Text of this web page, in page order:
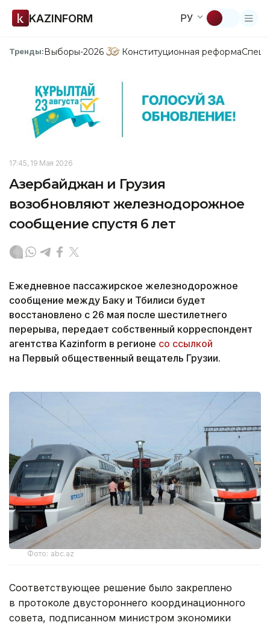
KAZINFORM РУ
Тренды:Выборы-2026 Конституционная реформа
17:45, 19 Мая 2026
Азербайджан и Грузия
возобновляют железнодорожное
сообщение спустя 6 лет
Ежедневное пассажирское железнодорожное
сообщение между Баку и Тбилиси будет
восстановлено с 26 мая после шестилетнего
перерыва, передает собственный корреспондент
агентства Kazinform в регионе со ссылкой
на Первый общественный вещатель Грузии.
Фото: abc.az
Соответствующее решение было закреплено
в протоколе двустороннего координационного
совета, подписанном министром экономики